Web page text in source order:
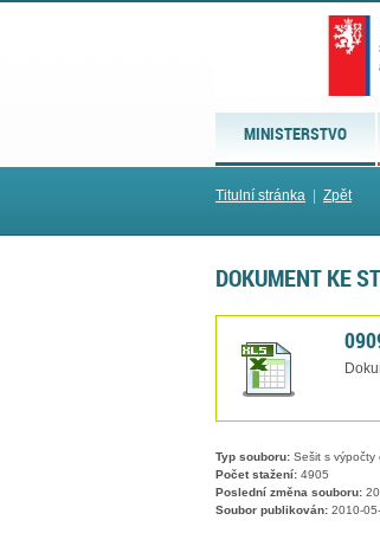
MINISTERSTVO
Titulní stránka Zpět
DOKUMENT KE
Typ souboru: Sešit s výpočty
Počet stažení: 4905
Poslední změna souboru:
Soubor publikován: 2010-